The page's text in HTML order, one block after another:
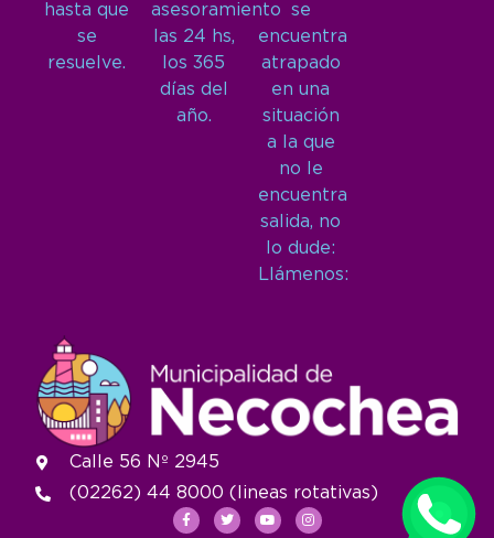
hasta que
se
resuelve.
asesoramiento
las 24 hs,
los 365
días del
año.
se
encuentra
atrapado
en una
situación
a la que
no le
encuentra
salida, no
lo dude:
Llámenos:
Calle 56 Nº 2945
(02262) 44 8000 (lineas rotativas)